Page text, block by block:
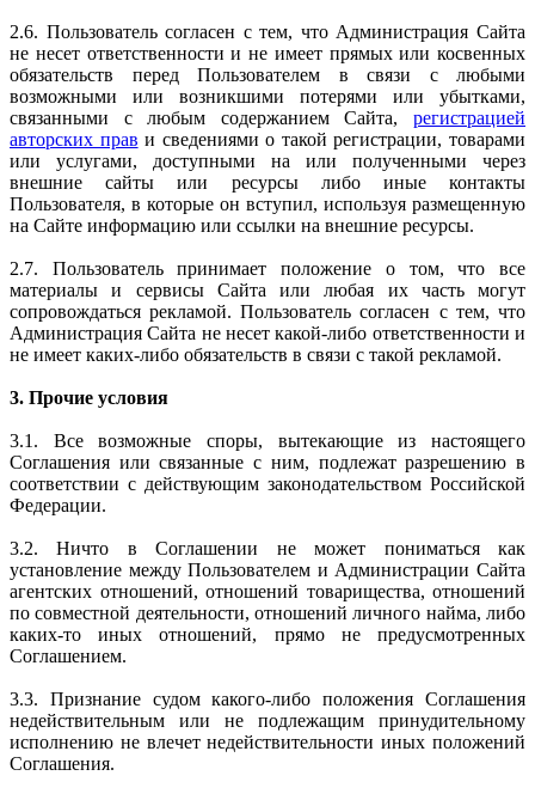
2.6. Пользователь согласен с тем, что Администрация Сайта
не несет ответственности и не имеет прямых или косвенных
обязательств перед Пользователем в связи с любыми
возможными или возникшими потерями или убытками,
связанными с любым содержанием Сайта, регистрацией
авторских прав и сведениями о такой регистрации, товарами
или услугами, доступными на или полученными через
внешние сайты или ресурсы либо иные контакты
Пользователя, в которые он вступил, используя размещенную
на Сайте информацию или ссылки на внешние ресурсы.
2.7. Пользователь принимает положение о том, что все
материалы и сервисы Сайта или любая их часть могут
сопровождаться рекламой. Пользователь согласен с тем, что
Администрация Сайта не несет какой-либо ответственности и
не имеет каких-либо обязательств в связи с такой рекламой.
3. Прочие условия
3.1. Все возможные споры, вытекающие из настоящего
Соглашения или связанные с ним, подлежат разрешению в
соответствии с действующим законодательством Российской
Федерации.
3.2. Ничто в Соглашении не может пониматься как
установление между Пользователем и Администрации Сайта
агентских отношений, отношений товарищества, отношений
по совместной деятельности, отношений личного найма, либо
каких-то иных отношений, прямо не предусмотренных
Соглашением.
3.3. Признание судом какого-либо положения Соглашения
недействительным или не подлежащим принудительному
исполнению не влечет недействительности иных положений
Соглашения.